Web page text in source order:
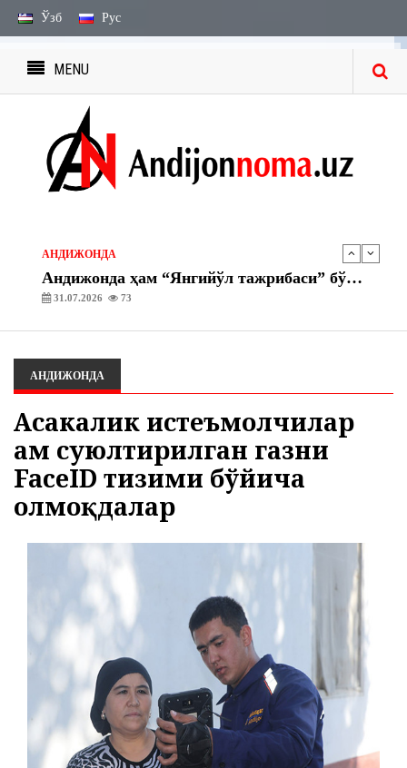
Ўзб Рус
MENU
ЭЪЛОН ВА БИЛДИРУВЛАР
МЕРОС БИЛДИРУВЛАРИ
27.07.2026 2241
ЭЪЛОН ВА БИЛДИРУВЛАР
АНДИЖОНДА
Андижонда ҳам “Янгийўл тажрибаси” бўйича амалий ишлар бошланди
31.07.2026 73
30.07.2026 74
ЭЪЛОН ВА БИЛДИРУВЛАР
27.07.2026 2241
ЭЪЛОН ВА БИЛДИРУВЛАР
МЕРОС ИШИ БЎЙИЧА ЭЪЛОН
03.08.2026 1754
АНДИЖОНДА
Асакалик истеъмолчилар
ҳам суюлтирилган газни
FaceID тизими бўйича
олмоқдалар